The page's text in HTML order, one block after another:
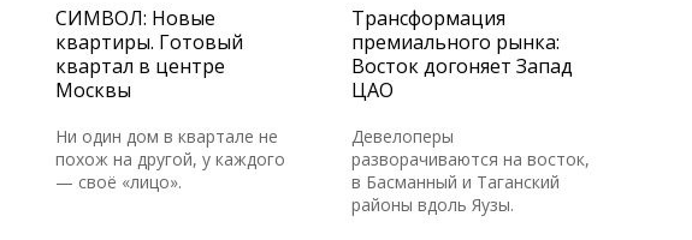
СИМВОЛ: Новые
квартиры. Готовый
квартал в центре
Москвы
Ни один дом в квартале не
похож на другой, у каждого
— своё «лицо».
Трансформация
премиального рынка:
Восток догоняет Запад
ЦАО
Девелоперы
разворачиваются на восток,
в Басманный и Таганский
районы вдоль Яузы.